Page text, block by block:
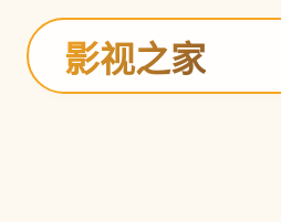
影视之家
灌篮高手
全国大赛 热血决战